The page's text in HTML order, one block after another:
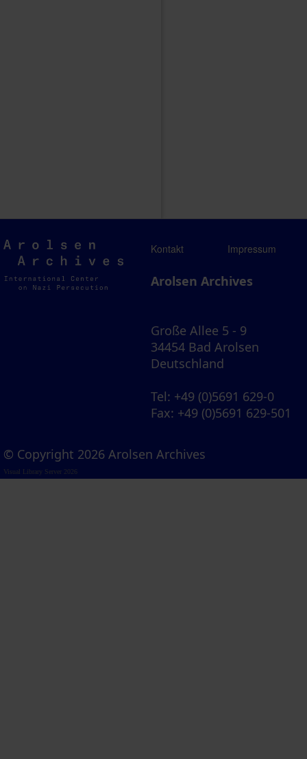
Arolsen
Archives
Kontakt Impressum
Arolsen Archives
Große Allee 5 - 9
34454 Bad Arolsen
Deutschland
Tel: +49 (0)5691 629-0
Fax: +49 (0)5691 629-501
© Copyright 2026 Arolsen Archives
Visual Library Server 2026